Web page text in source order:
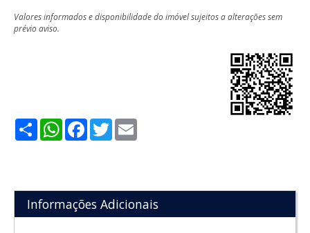
Valores informados e disponibilidade do imóvel sujeitos a alterações sem
prévio aviso.
ShareWhatsApp
Facebook
Twitter
Informações Adicionais